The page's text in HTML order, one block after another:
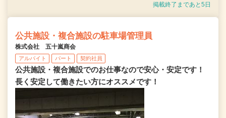
掲載終了まであと5日
公共施設・複合施設の駐車場管理員
株式会社 五十嵐商会
アルバイト パート 契約社員
公共施設・複合施設でのお仕事なので安心・安定です！
長く安定して働きたい方にオススメです！